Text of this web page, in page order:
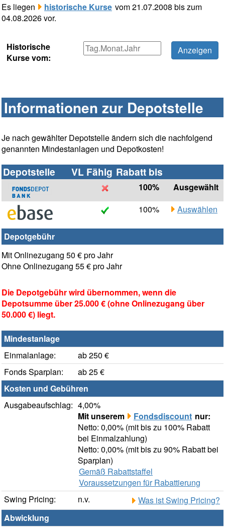
Es liegen historische Kurse vom 21.07.2008 bis zum
04.08.2026 vor.
Historische
Kurse vom:
Informationen zur Depotstelle
Je nach gewählter Depotstelle ändern sich die nachfolgend
genannten Mindestanlagen und Depotkosten!
Depotstelle VL Fähig Rabatt bis
100%
Ausgewählt
100%
Auswählen
Depotgebühr
Mit Onlinezugang 50 € pro Jahr
Ohne Onlinezugang 55 € pro Jahr
Die Depotgebühr wird übernommen, wenn die
Depotsumme über 25.000 € (ohne Onlinezugang über
50.000 €) liegt.
Mindestanlage
Einmalanlage:
ab 250 €
Fonds Sparplan:
ab 25 €
Kosten und Gebühren
Ausgabeaufschlag: 4,00%
Mit unserem
Fondsdiscount nur:
Netto: 0,00% (mit bis zu 100% Rabatt
bei Einmalzahlung)
Netto: 0,00% (mit bis zu 90% Rabatt bei
Sparplan)
Gemäß Rabattstaffel
Voraussetzungen für Rabattierung
Swing Pricing:
n.v.
Was ist Swing Pricing?
Abwicklung